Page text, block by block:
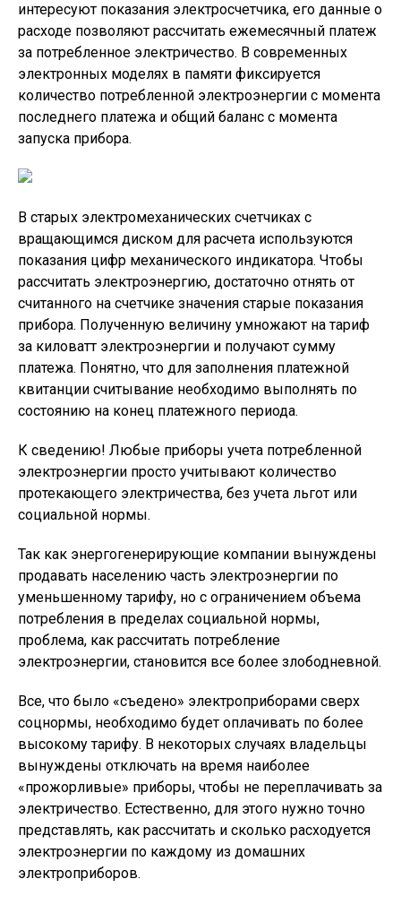
интересуют показания электросчетчика, его данные о
расходе позволяют рассчитать ежемесячный платеж
за потребленное электричество. В современных
электронных моделях в памяти фиксируется
количество потребленной электроэнергии с момента
последнего платежа и общий баланс с момента
запуска прибора.
В старых электромеханических счетчиках с
вращающимся диском для расчета используются
показания цифр механического индикатора. Чтобы
рассчитать электроэнергию, достаточно отнять от
считанного на счетчике значения старые показания
прибора. Полученную величину умножают на тариф
за киловатт электроэнергии и получают сумму
платежа. Понятно, что для заполнения платежной
квитанции считывание необходимо выполнять по
состоянию на конец платежного периода.
К сведению! Любые приборы учета потребленной
электроэнергии просто учитывают количество
протекающего электричества, без учета льгот или
социальной нормы.
Так как энергогенерирующие компании вынуждены
продавать населению часть электроэнергии по
уменьшенному тарифу, но с ограничением объема
потребления в пределах социальной нормы,
проблема, как рассчитать потребление
электроэнергии, становится все более злободневной.
Все, что было «съедено» электроприборами сверх
соцнормы, необходимо будет оплачивать по более
высокому тарифу. В некоторых случаях владельцы
вынуждены отключать на время наиболее
«прожорливые» приборы, чтобы не переплачивать за
электричество. Естественно, для этого нужно точно
представлять, как рассчитать и сколько расходуется
электроэнергии по каждому из домашних
электроприборов.